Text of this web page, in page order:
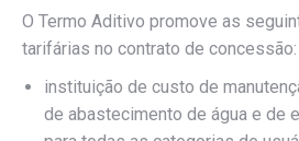
O Termo Aditivo promove as
tarifárias no contrato de concessão:
instituição de custo de
de abastecimento de água e de